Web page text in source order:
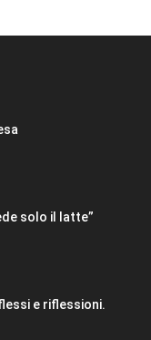
solo il latte”
e riflessioni.